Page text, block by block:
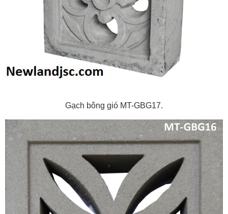
Gạch bông gió MT-GBG17.